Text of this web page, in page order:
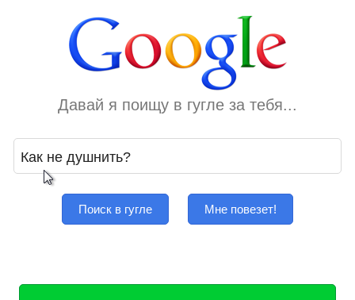
Давай я поищу в гугле за тебя...
Поиск в гугле Мне повезет!